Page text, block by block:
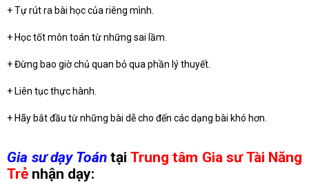
+ Tự rút ra bài học của riêng mình.
+ Học tốt môn toán từ những sai lầm.
+ Đừng bao giờ chủ quan bỏ qua phần lý thuyết.
+ Liên tục thực hành.
+ Hãy bắt đầu từ những bài dễ cho đến các dạng bài khó hơn.
Gia sư dạy Toántại Trung tâm Gia sư Tài Năng
Trẻ nhận dạy: